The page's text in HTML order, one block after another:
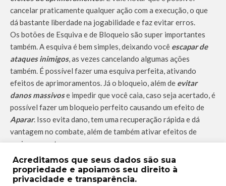
cancelar praticamente qualquer ação com a execução, o que
dá bastante liberdade na jogabilidade e faz evitar erros.
Os botões de Esquiva e de Bloqueio são super importantes
também. A esquiva é bem simples, deixando você escapar de
ataques inimigos, as vezes cancelando algumas ações
também. É possível fazer uma esquiva perfeita, ativando
efeitos de aprimoramentos. Já o bloqueio, além de evitar
danos massivose impedir que você caia, caso seja acertado, é
possível fazer um bloqueio perfeito causando um efeito de
Aparar. Isso evita dano, tem uma recuperação rápida e dá
vantagem no combate, além de também ativar efeitos de
aprimoramentos.
Existe também comandos para ataques especiais que usam a
barra de Rage, que é segurando o botão de defesa e
apertando um dos 3 botões de ataque. Cada um custa 1 ou 2
Acreditamos que seus dados são sua
propriedade e apoiamos seu direito à
privacidade e transparência.